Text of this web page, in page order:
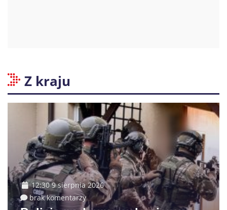
Z kraju
12:30 9 sierpnia 2026
brak komentarzy